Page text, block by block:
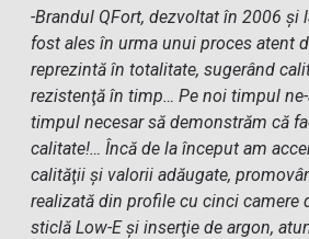
-Brandul QFort, dezvoltat în 2006 şi
fost ales în urma unui proces atent
reprezintă în totalitate, sugerând
rezistenţă în timp… Pe noi timpul
timpul necesar să demonstrăm că
calitate!… Încă de la început am
calităţii şi valorii adăugate,
realizată din profile cu cinci camere
sticlă Low-E şi inserţie de argon,